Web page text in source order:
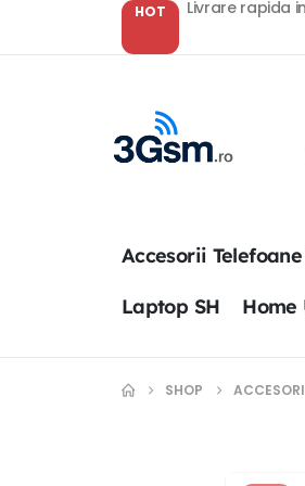
HOT Livrare rapida
Accesorii
Laptop SH Home
SHOP